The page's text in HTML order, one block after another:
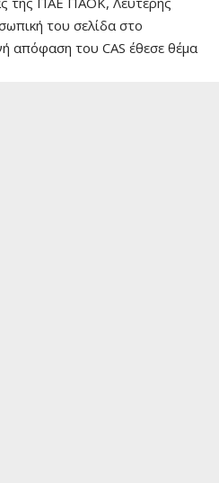
του σελίδα στο
απόφαση του CAS έθεσε θέμα